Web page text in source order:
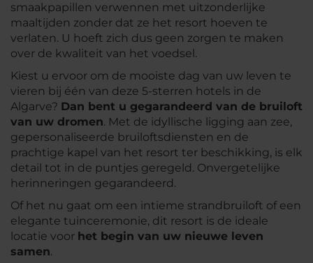
smaakpapillen verwennen met uitzonderlijke
maaltijden zonder dat ze het resort hoeven te
verlaten. U hoeft zich dus geen zorgen te maken
over de kwaliteit van het voedsel.
Kiest u ervoor om de mooiste dag van uw leven te
vieren bij één van deze 5-sterren hotels in de
Algarve? Dan bent u gegarandeerd van de bruiloft
van uw dromen. Met de idyllische ligging aan zee,
gepersonaliseerde bruiloftsdiensten en de
prachtige kapel van het resort ter beschikking, is elk
detail tot in de puntjes geregeld. Onvergetelijke
herinneringen gegarandeerd.
Of het nu gaat om een intieme strandbruiloft of een
elegante tuinceremonie, dit resort is de ideale
locatie voor het begin van uw nieuwe leven
samen.